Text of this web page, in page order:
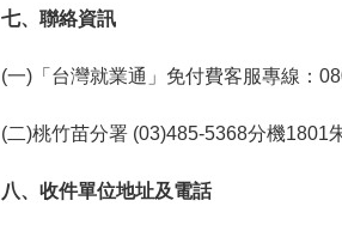
七、聯絡資訊
(一)「台灣就業通」免付費客服專線：
(二)桃竹苗分署 (03)485-5368分機1801
八、收件單位地址及電話